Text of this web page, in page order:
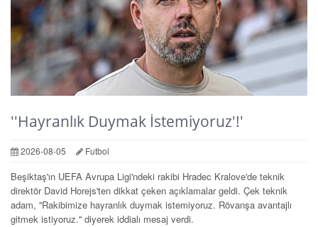
''Hayranlık Duymak İstemiyoruz'!'
2026-08-05 Futbol
Beşiktaş'ın UEFA Avrupa Ligi'ndeki rakibi Hradec Kralove'de teknik
direktör David Horejs'ten dikkat çeken açıklamalar geldi. Çek teknik
adam, ''Rakibimize hayranlık duymak istemiyoruz. Rövanşa avantajlı
gitmek istiyoruz.'' diyerek iddialı mesaj verdi.